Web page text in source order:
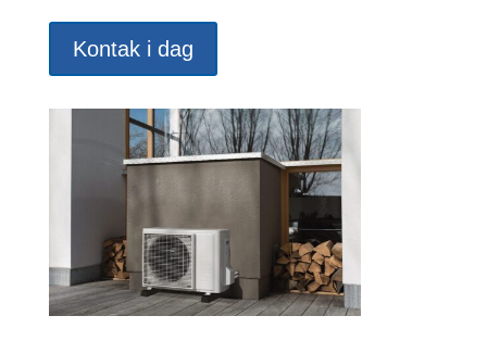
Kontak i dag